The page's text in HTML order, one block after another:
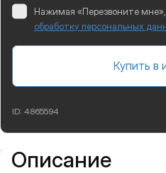
Нажимая «Перезвоните
обработку персональных
Купить в
ID: 4865594
Подробная информация
Описание